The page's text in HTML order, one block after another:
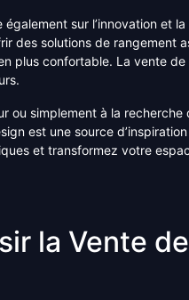
sur l’innovation et
des solutions de rangement
plus confortable. La vente
ou simplement à la
est une source
et transformez votre
la Vente